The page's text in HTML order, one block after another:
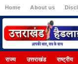
Home About us
राज्य उत्तराखंड राष्ट्रीय